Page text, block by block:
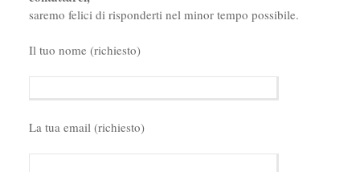
saremo felici di risponderti nel minor tempo possibile.
Il tuo nome (richiesto)
La tua email (richiesto)